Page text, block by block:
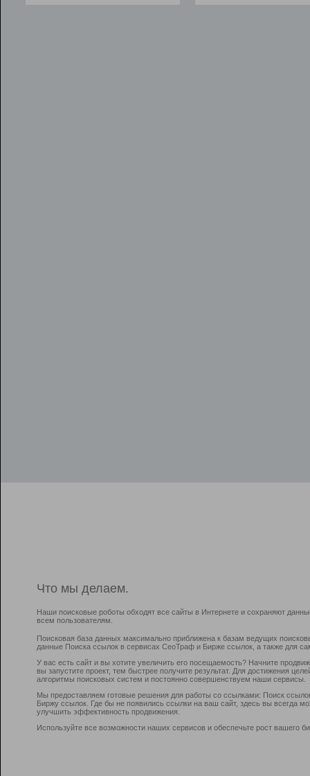
Что мы делаем.
Наши поисковые роботы обходят все сайты в Интернете и сохраняют
всем пользователям.
Поисковая база данных максимально приближена к базам ведущих
данные Поиска ссылок в сервисах СеоТраф и Бирже ссылок, а также для
У вас есть сайт и вы хотите увеличить его посещаемость? Начните
вы запустите проект, тем быстрее получите результат. Для достижения
алгоритмы поисковых систем и постоянно совершенствуем наши сервисы.
Мы предоставляем готовые решения для работы со ссылками: Поиск
Биржу ссылок. Где бы не появились ссылки на ваш сайт, здесь вы всегда
улучшить эффективность продвижения.
Используйте все возможности наших сервисов и обеспечьте рост вашего